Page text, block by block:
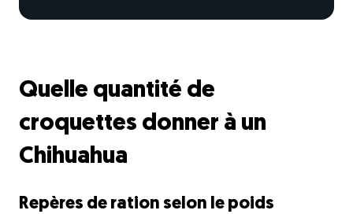
Quelle quantité de
croquettes donner à un
Chihuahua
Repères de ration selon le poids